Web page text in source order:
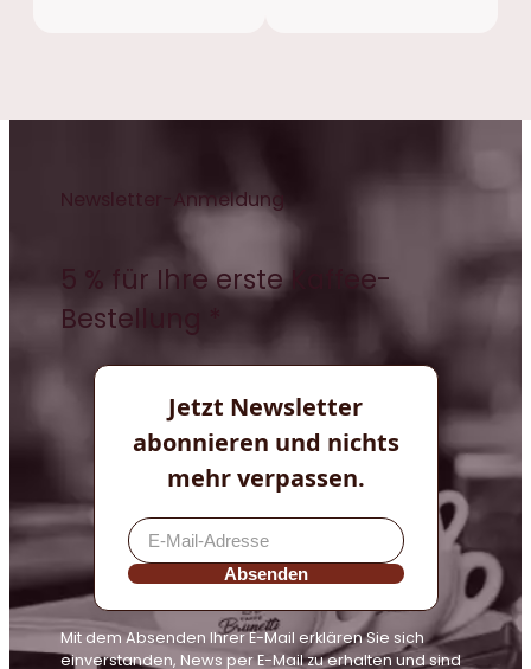
Newsletter-Anmeldung
5 % für Ihre erste Kaffee-
Bestellung *
Jetzt Newsletter
abonnieren und nichts
mehr verpassen.
Absenden
Mit dem Absenden Ihrer E-Mail erklären Sie sich
einverstanden, News per E-Mail zu erhalten und sind